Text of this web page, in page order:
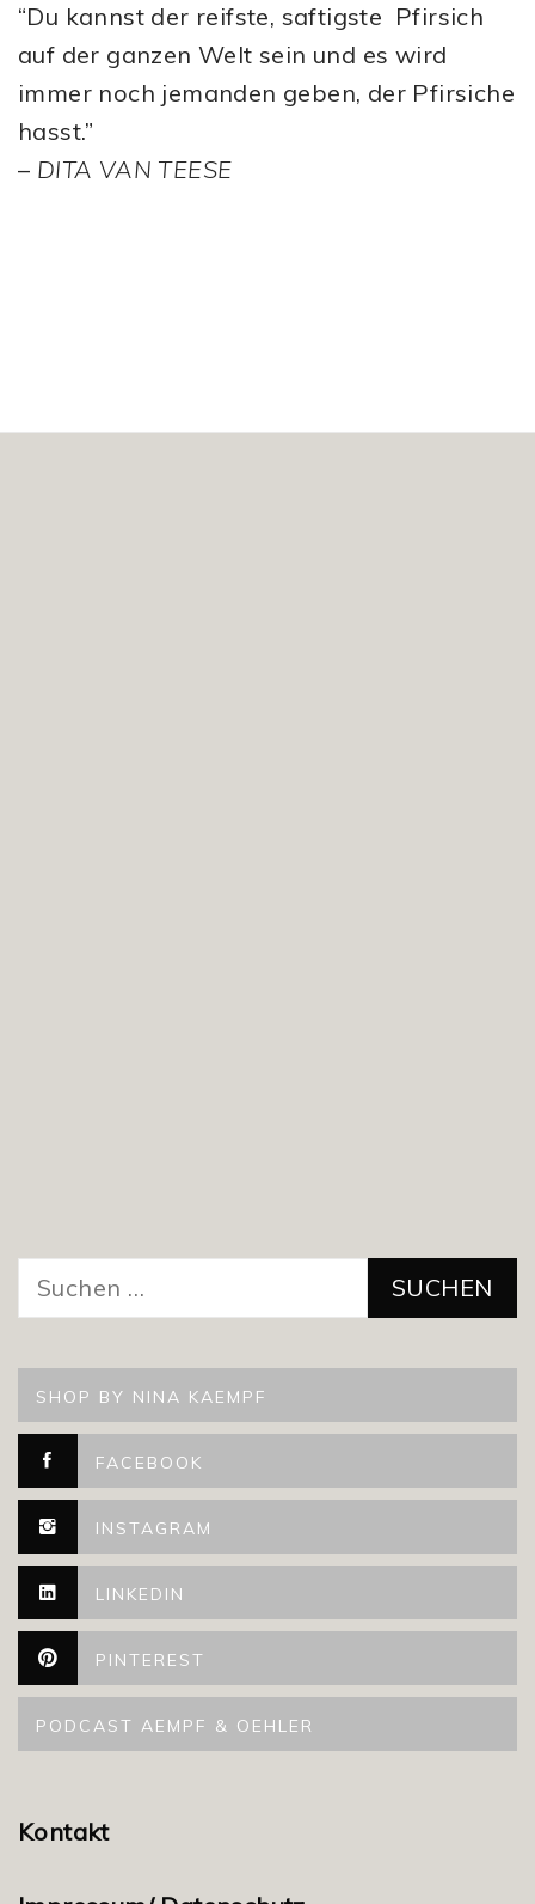
“Du kannst der reifste, saftigste Pfirsich
auf der ganzen Welt sein und es wird
immer noch jemanden geben, der Pfirsiche
hasst.”
– DITA VAN TEESE
nach:
SHOP BY NINA KAEMPF
FACEBOOK
INSTAGRAM
LINKEDIN
PINTEREST
PODCAST AEMPF & OEHLER
Kontakt